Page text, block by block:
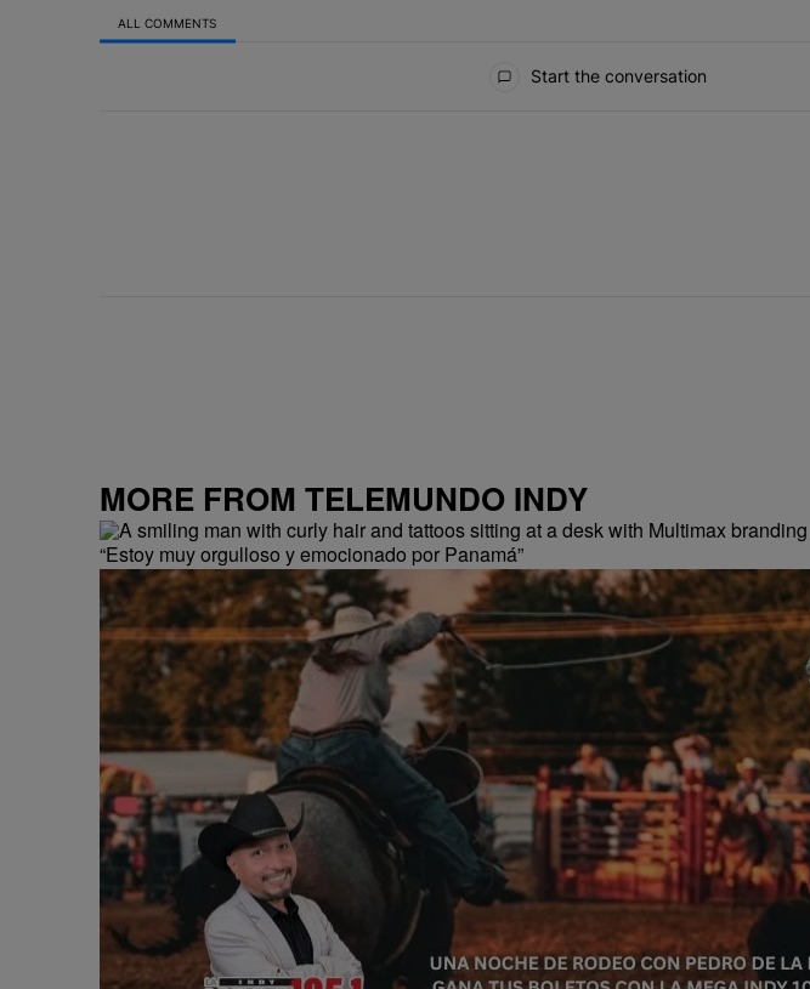
ALL COMMENTS
Start the conversation
MORE FROM TELEMUNDO INDY
“Estoy muy orgulloso y emocionado por Panamá”